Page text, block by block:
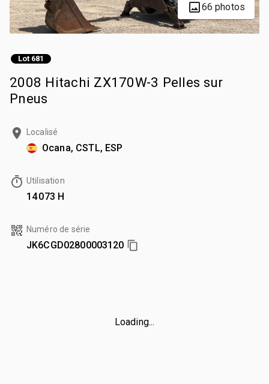
66 photos
Lot 681
2008 Hitachi ZX170W-3 Pelles sur
Pneus
Localisé
Ocana, CSTL, ESP
Utilisation
14 073 H
Numéro de série
JK6CGD02800003120
Loading...